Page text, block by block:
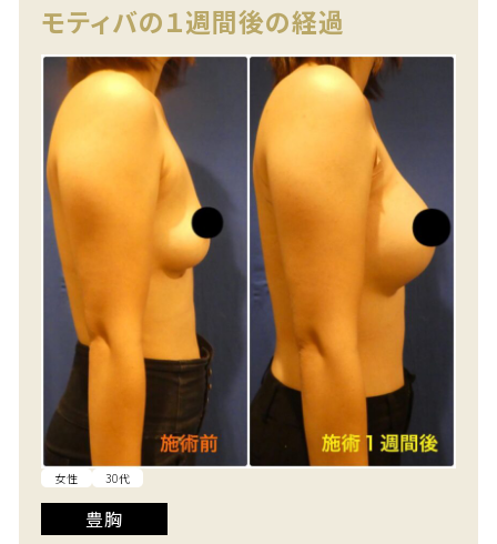
モティバの１週間後の経過
女性 30代
豊胸